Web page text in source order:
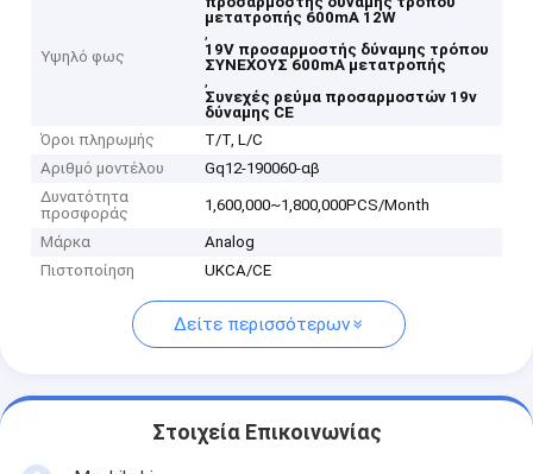
Υψηλό φως
μετατροπής 600mA 12W
,
19V προσαρμοστής δύναμης τρόπου
ΣΥΝΕΧΟΥΣ 600mA μετατροπής
,
Συνεχές ρεύμα προσαρμοστών 19v
δύναμης CE
Όροι πληρωμής
T/T, L/C
Αριθμό μοντέλου
Gq12-190060-αβ
Δυνατότητα
προσφοράς
1,600,000~1,800,000PCS/Month
Μάρκα
Analog
Πιστοποίηση
UKCA/CE
Δείτε περισσότερων
Στοιχεία Επικοινωνίας